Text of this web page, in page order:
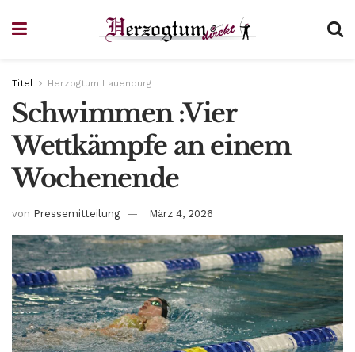
Titel Herzogtum Lauenburg
Schwimmen :Vier
Wettkämpfe an einem
Wochenende
von Pressemitteilung März 4, 2026